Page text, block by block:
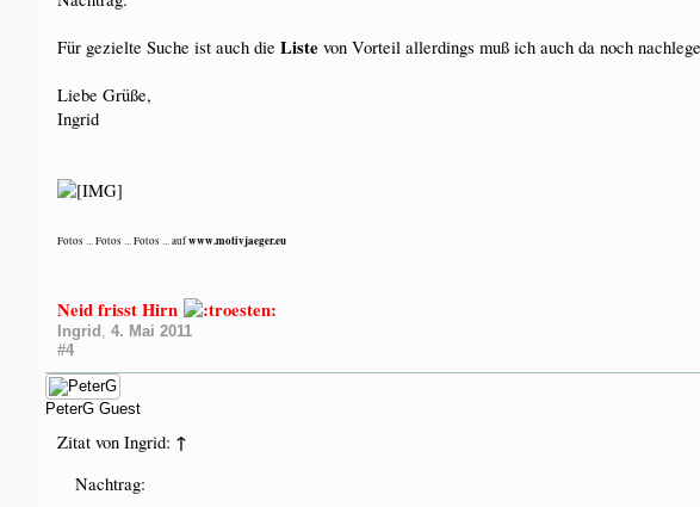
Für gezielte Suche ist auch dieListe von Vorteil allerdings muß ich auch da noch
Liebe Grüße,
Ingrid
Fotos ... Fotos ... Fotos ... aufwww.motivjaeger.eu
Neid frisst Hirn
Ingrid , 4. Mai 2011
#4
PeterG Guest
Zitat von Ingrid: ↑
Nachtrag: